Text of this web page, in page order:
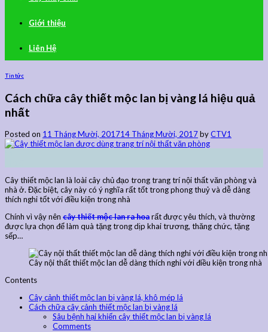
Giới thiệu
Liên Hệ
Tin tức
Cách chữa cây thiết mộc lan bị vàng lá hiệu quả
nhất
Posted on 11 Tháng Mười, 201714 Tháng Mười, 2017byCTV1
Cây thiết mộc lan là loài cây chủ đạo trong trang trí nội thất văn phòng và
nhà ở. Đặc biệt, cây này có ý nghĩa rất tốt trong phong thuỷ và dễ dàng
thích nghi tốt với điều kiện trong nhà
Chính vì vậy nên cây thiết mộc lan ra hoarất được yêu thích, và thường
được lựa chọn để làm quà tặng trong dịp khai trương, thăng chức, tặng
sếp…
Cây nội thất thiết mộc lan dễ dàng thích nghi với điều kiện trong nhà
Contents
Cây cảnh thiết mộc lan bị vàng lá, khô mép lá
Cách chữa cây cảnh thiết mộc lan bị vàng lá
Sâu bệnh hại khiến cây thiết mộc lan bị vàng lá
Comments